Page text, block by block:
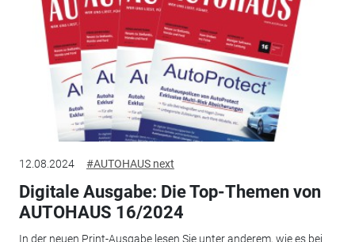
12.08.2024 #AUTOHAUS next
Digitale Ausgabe: Die Top-Themen von
AUTOHAUS 16/2024
In der neuen Print-Ausgabe lesen Sie unter anderem, wie es bei